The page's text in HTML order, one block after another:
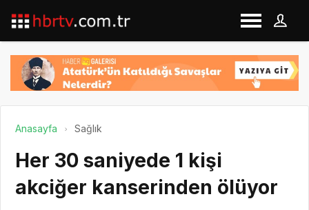
Anasayfa Sağlık
Her 30 saniyede 1 kişi
akciğer kanserinden ölüyor